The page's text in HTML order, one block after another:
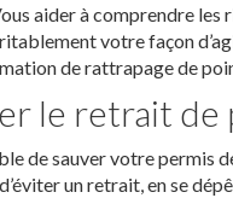
aider à comprendre
votre façon
de rattrapage de
le retrait de
de sauver votre permis
un retrait, en se